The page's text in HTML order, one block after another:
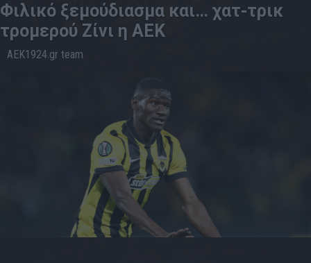
Φιλικό ξεμούδιασμα και… χατ-τρικ
τρομερού Ζίνι η ΑΕΚ
AEK1924.gr team